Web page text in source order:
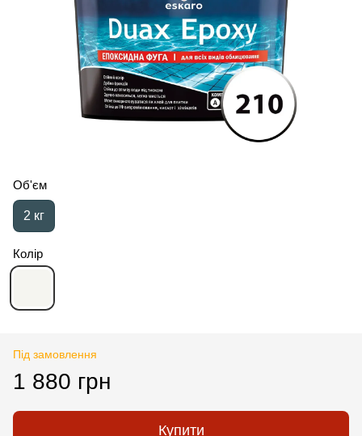
Об'єм
2 кг
Колір
Під замовлення
1 880 грн
Купити